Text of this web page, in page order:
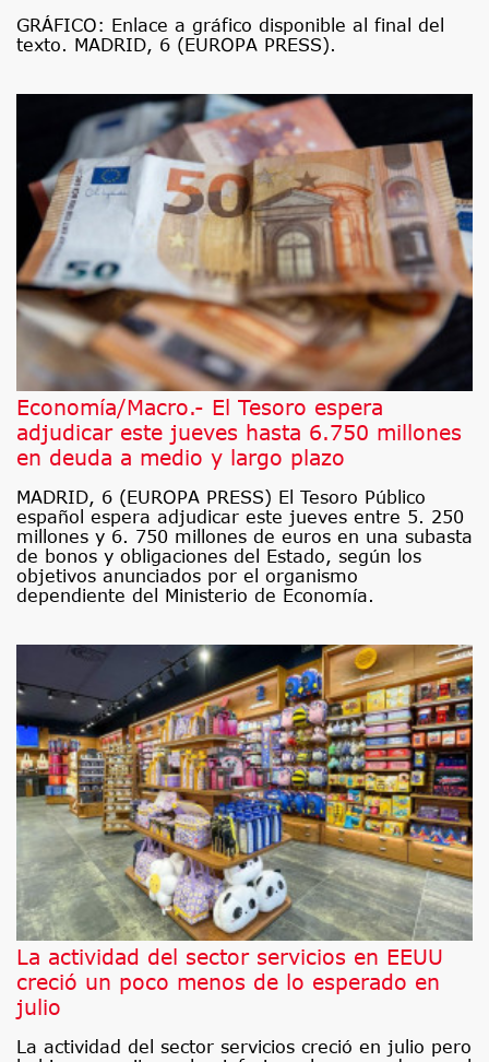
GRÁFICO: Enlace a gráfico disponible al final del
texto. MADRID, 6 (EUROPA PRESS).
Economía/Macro.- El Tesoro espera
adjudicar este jueves hasta 6.750 millones
en deuda a medio y largo plazo
MADRID, 6 (EUROPA PRESS) El Tesoro Público
español espera adjudicar este jueves entre 5. 250
millones y 6. 750 millones de euros en una subasta
de bonos y obligaciones del Estado, según los
objetivos anunciados por el organismo
dependiente del Ministerio de Economía.
La actividad del sector servicios en EEUU
creció un poco menos de lo esperado en
julio
La actividad del sector servicios creció en julio pero